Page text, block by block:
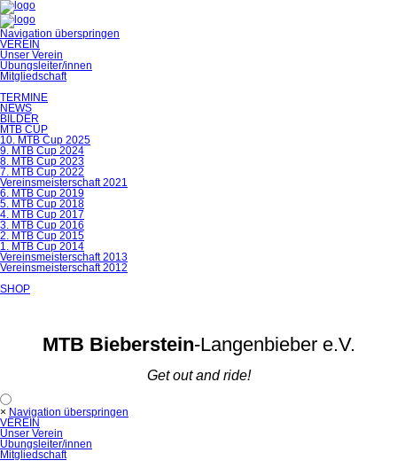
Navigation überspringen
VEREIN
Unser Verein
Übungsleiter/innen
Mitgliedschaft
TERMINE
NEWS
BILDER
MTB CUP
10. MTB Cup 2025
9. MTB Cup 2024
8. MTB Cup 2023
7. MTB Cup 2022
Vereinsmeisterschaft 2021
6. MTB Cup 2019
5. MTB Cup 2018
4. MTB Cup 2017
3. MTB Cup 2016
2. MTB Cup 2015
1. MTB Cup 2014
Vereinsmeisterschaft 2013
Vereinsmeisterschaft 2012
SHOP
MTB Bieberstein-Langenbieber e.V.
Get out and ride!
× Navigation überspringen
VEREIN
Unser Verein
Übungsleiter/innen
Mitgliedschaft